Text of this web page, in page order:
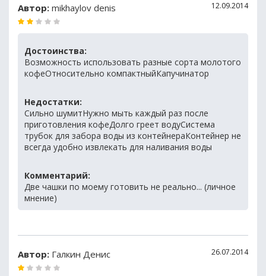
Автор: mikhaylov denis 12.09.2014
Достоинства:
Возможность использовать разные сорта молотого
кофеОтносительно компактныйКапучинатор
Недостатки:
Сильно шумитНужно мыть каждый раз после
приготовления кофеДолго греет водуСистема
трубок для забора воды из контейнераКонтейнер не
всегда удобно извлекать для наливания воды
Комментарий:
Две чашки по моему готовить не реально... (личное
мнение)
Автор: Галкин Денис 26.07.2014